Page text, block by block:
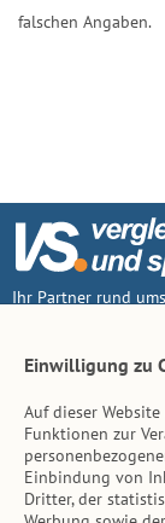
falschen Angaben.
Ihr Partner rund
Inhalt
Tierarzt-Suche
Einwilligung zu
Auf dieser
Funktionen zur
Einbindung von
Dritter, der